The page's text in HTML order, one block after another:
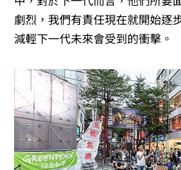
劇烈，我們有責任現在就開始逐
減輕下一代未來會受到的衝擊。